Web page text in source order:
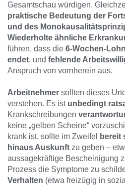
Gesamtschau würdigen.
praktische Bedeutung der
und des
Wiederholte ähnliche
führen, dass die 6-Wochen-
endet, und fehlende
Anspruch von vornherein aus.
Arbeitnehmer sollten dieses
verstehen. Es ist unbedingt
Krankschreibungen
keine „gelben Scheine“
krank ist, sollte im Zweifel
bereit
hinaus Auskunft zu geben –
aussagekräftige Bescheinigung
Prozess die Symptome zu
Verhalten (etwa freizügig in